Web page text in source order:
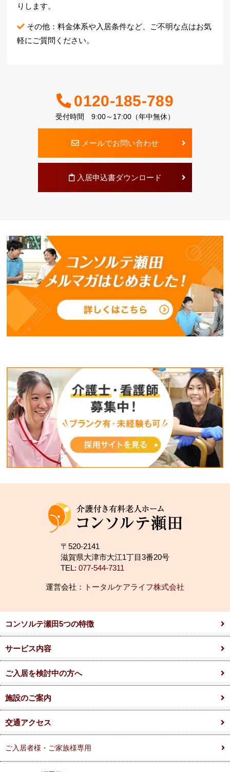
りします。
その他：料金体系や入居条件など、ご不明な点はお気
軽にご質問ください。
0120-185-789
受付時間 9:00～17:00（年中無休）
メールでお問い合わせ
入居申込書ダウンロード
〒520-2141
滋賀県大津市大江1丁目3番20号
TEL: 077-544-7311
運営会社： トータルケアライフ株式会社
コンソルテ瀬田5つの特徴
サービス内容
ご入居を検討中の方へ
施設のご案内
交通アクセス
ご入居者様・ご家族様専用